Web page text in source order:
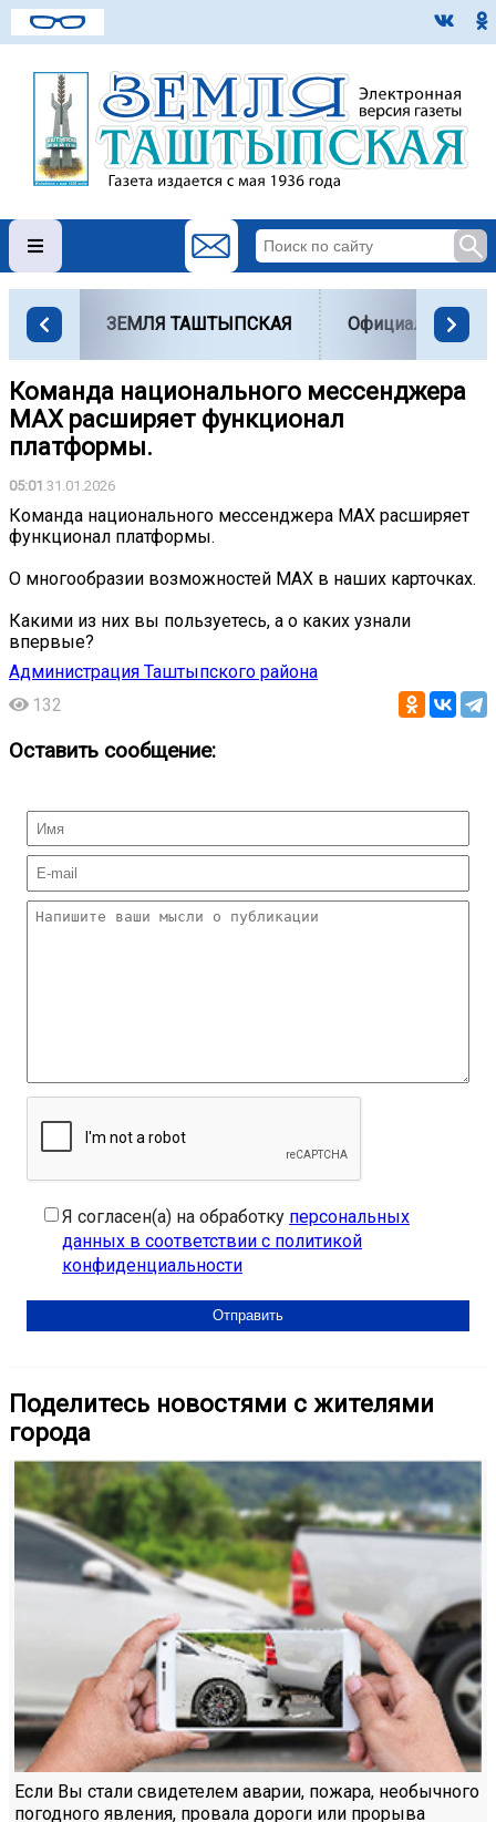
ЗЕМЛЯ ТАШТЫПСКАЯ Официально
Команда национального мессенджера
MAX расширяет функционал
платформы.
05:01 31.01.2026
Команда национального мессенджера MAX расширяет
функционал платформы.
О многообразии возможностей MAX в наших карточках.
Какими из них вы пользуетесь, а о каких узнали
впервые?
Администрация Таштыпского района
132
Оставить сообщение:
Я согласен(а) на обработку персональных
данных в соответствии с политикой
конфиденциальности
Поделитесь новостями с жителями
города
Если Вы стали свидетелем аварии, пожара, необычного
погодного явления, провала дороги или прорыва